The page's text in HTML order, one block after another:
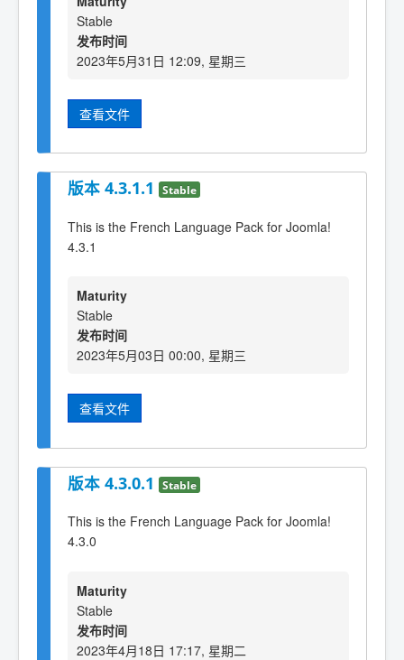
Stable
发布时间
2023年5月31日 12:09, 星期三
查看文件
版本 4.3.1.1 Stable
This is the French Language Pack for Joomla!
4.3.1
Maturity
Stable
发布时间
2023年5月03日 00:00, 星期三
查看文件
版本 4.3.0.1 Stable
This is the French Language Pack for Joomla!
4.3.0
Maturity
Stable
发布时间
2023年4月18日 17:17, 星期二